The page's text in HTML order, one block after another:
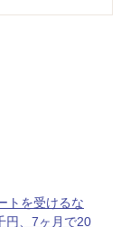
トを受けるな
円、7ヶ月で20